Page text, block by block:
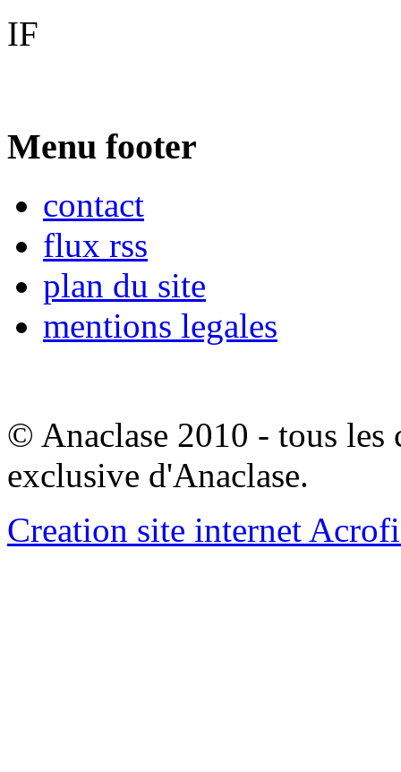
IF
Menu footer
contact
flux rss
plan du site
mentions legales
© Anaclase 2010 - tous les
exclusive d'Anaclase.
Creation site internet